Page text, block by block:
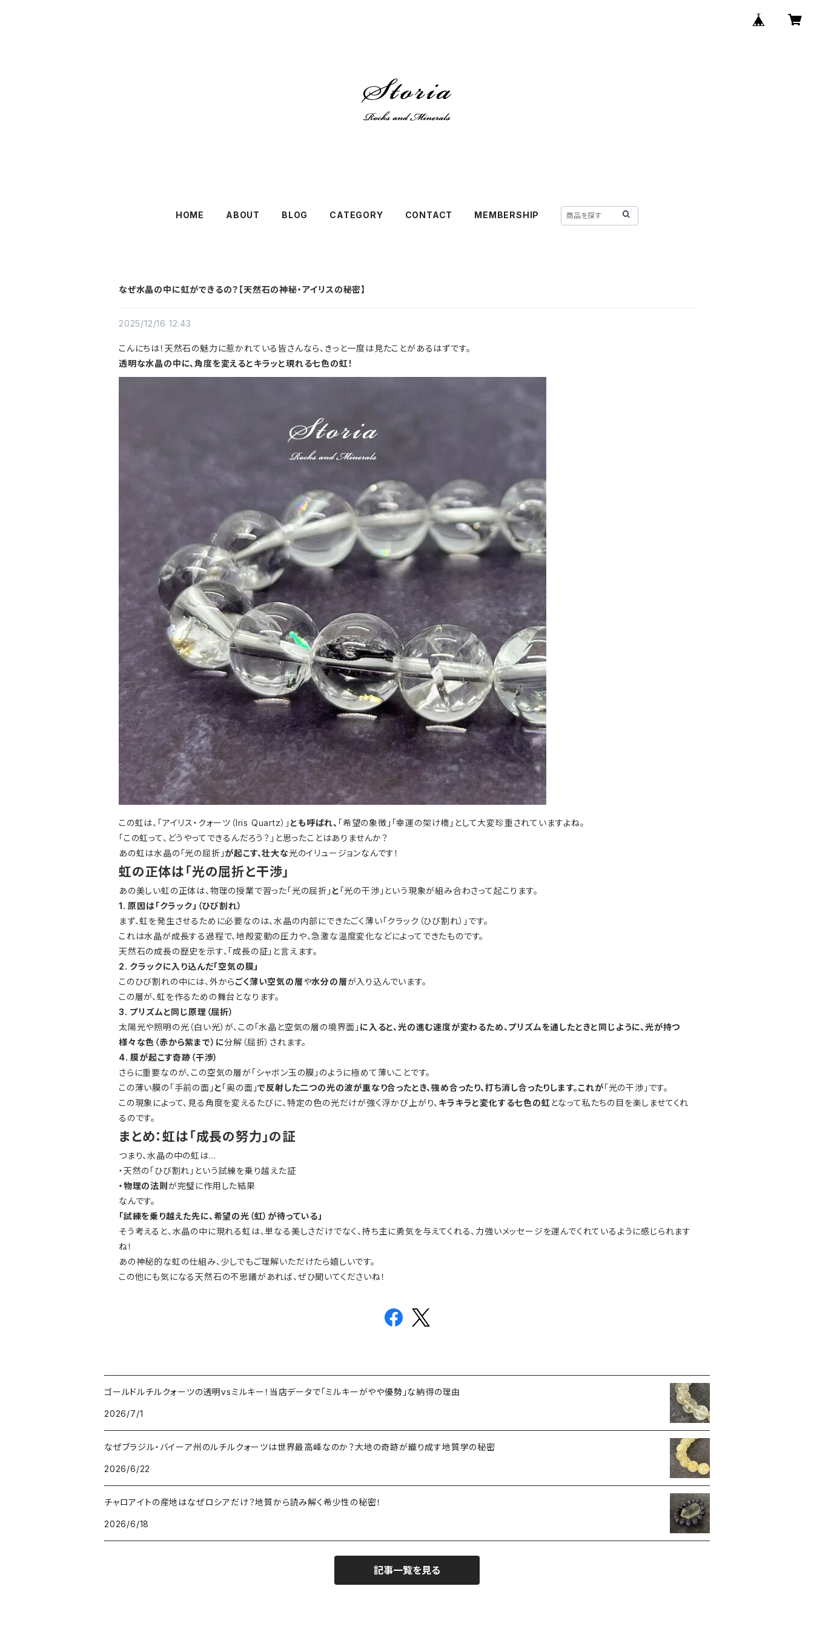
HOME ABOUT BLOG CATEGORY CONTACT MEMBERSHIP
なぜ水晶の中に虹ができるの？【天然石の神秘・アイリスの秘密】
2025/12/16 12:43
こんにちは！天然石の魅力に惹かれている皆さんなら、きっと一度は見たことがあるはずです。
透明な水晶の中に、角度を変えるとキラッと現れる七色の虹！
この虹は、「アイリス・クォーツ（Iris Quartz）」 とも呼ばれ、 「希望の象徴」「幸運の架け橋」として大変珍重されていますよね。
「この虹って、どうやってできるんだろう？」と思ったことはありませんか？
あの虹は水晶の「光の屈折」が起こす、壮大な光のイリュージョンなんです！
虹の正体は「光の屈折と干渉」
あの美しい虹の正体は、物理の授業で習った「光の屈折」 と 「光の干渉」という現象が組み合わさって起こります。
1. 原因は「クラック」（ひび割れ）
まず、虹を発生させるために必要なのは、水晶の内部にできたごく薄い「クラック（ひび割れ）」です。
これは水晶が成長する過程で、地殻変動の圧力や、急激な温度変化などによってできたものです。
天然石の成長の歴史を示す、「成長の証」と言えます。
2. クラックに入り込んだ「空気の膜」
このひび割れの中には、外からごく薄い空気の層や水分の層が入り込んでいます。
この層が、虹を作るための舞台となります。
3. プリズムと同じ原理（屈折）
太陽光や照明の光（白い光）が、この「水晶と空気の層の境界面」 に入ると、光の進む速度が変わるため、プリズムを通したときと同じように、光が持つ
様々な色（赤から紫まで）に分解（屈折）されます。
4. 膜が起こす奇跡（干渉）
さらに重要なのが、この空気の層が「シャボン玉の膜」のように極めて薄いことです。
この薄い膜の「手前の面」 と「奥の面」で反射した二つの光の波が重なり合ったとき、強め合ったり、打ち消し合ったりします。これが「光の干渉」です。
この現象によって、見る角度を変えるたびに、特定の色の光だけが強く浮かび上がり、 キラキラと変化する七色の虹 となって私たちの目を楽しませてくれ
るのです。
まとめ：虹は「成長の努力」の証
つまり、水晶の中の虹は…
・天然の「ひび割れ」という試練を乗り越えた証
・物理の法則 が完璧に作用した結果
なんです。
「試練を乗り越えた先に、希望の光（虹）が待っている」
そう考えると、水晶の中に現れる虹は、単なる美しさだけでなく、持ち主に勇気を与えてくれる、力強いメッセージを運んでくれているように感じられます
ね！
あの神秘的な虹の仕組み、少しでもご理解いただけたら嬉しいです。
この他にも気になる天然石の不思議があれば、ぜひ聞いてくださいね！
ゴールドルチルクォーツの透明vsミルキー！当店データで「ミルキーがやや優勢」な納得の理由
2026/7/1
なぜブラジル・バイーア州のルチルクォーツは世界最高峰なのか？大地の奇跡が織り成す地質学の秘密
2026/6/22
チャロアイトの産地はなぜロシアだけ？地質から読み解く希少性の秘密！
2026/6/18
記事一覧を見る